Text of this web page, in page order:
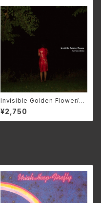
Invisible Golden Flower/Ju
n Kawabata AP-1107
¥2,750